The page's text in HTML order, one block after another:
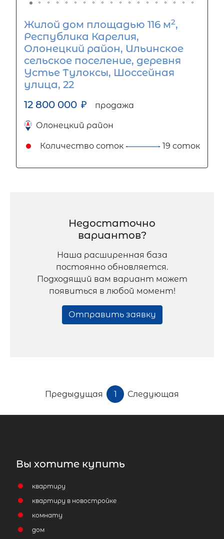
Жилой дом площадью 116 м2,
Республика Карелия,
Олонецкий район, Ильинское
сельское поселение, деревня
Устье Тулоксы, Шоссейная
улица, 22
12 800 000 ₽ продажа
Олонецкий район
Количество соток 19 соток
Недостаточно
вариантов?
Наша расширенная база
постоянно обновляется.
Подходящий вам вариант может
появиться в любой момент!
Отправить заявку
Предыдущая 1 Следующая
Вы хотите купить
квартиру
квартиру в новостройке
комнату
дом